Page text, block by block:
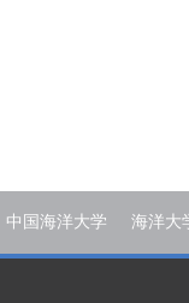
中国海洋大学 海洋大